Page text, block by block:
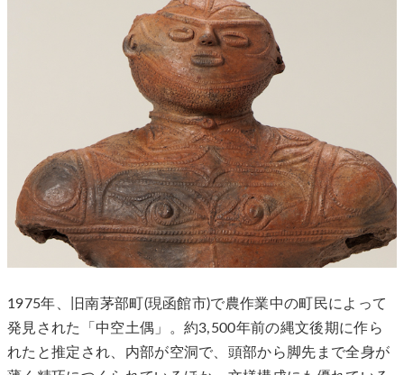
1975年、旧南茅部町(現函館市)で農作業中の町民によって
発見された「中空土偶」。約3,500年前の縄文後期に作ら
れたと推定され、内部が空洞で、頭部から脚先まで全身が